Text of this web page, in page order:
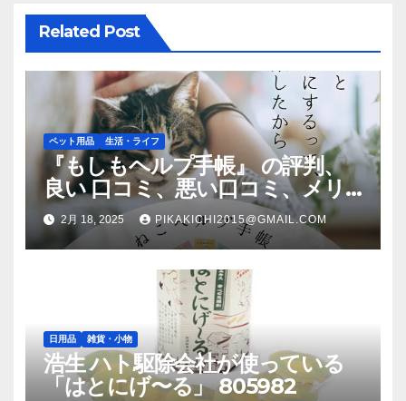
Related Post
ペット用品 生活・ライフ
『もしもヘルプ手帳』 の評判、
良い 口コミ、悪い口コミ、メリ
ットとデメリットはどうなの？
【徹底解説】
2月 18, 2025 PIKAKICHI2015@GMAIL.COM
日用品 雑貨・小物
浩生 ハト駆除会社が使っている
「はとにげ〜る」 805982